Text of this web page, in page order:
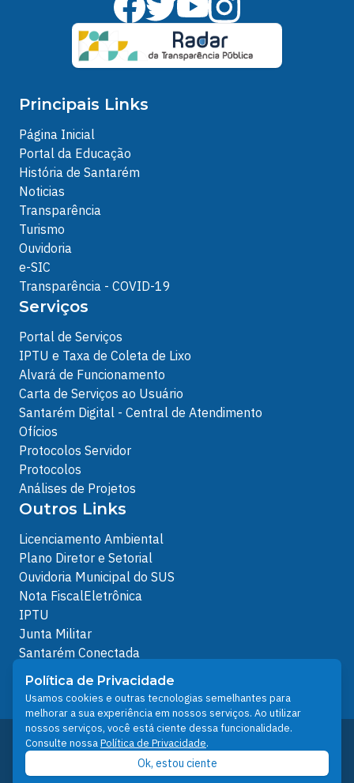
Principais Links
Página Inicial
Portal da Educação
História de Santarém
Noticias
Transparência
Turismo
Ouvidoria
e-SIC
Transparência - COVID-19
Serviços
Portal de Serviços
IPTU e Taxa de Coleta de Lixo
Alvará de Funcionamento
Carta de Serviços ao Usuário
Santarém Digital - Central de Atendimento
Ofícios
Protocolos Servidor
Protocolos
Análises de Projetos
Outros Links
Licenciamento Ambiental
Plano Diretor e Setorial
Ouvidoria Municipal do SUS
Nota FiscalEletrônica
IPTU
Junta Militar
Santarém Conectada
Política de Privacidade
People illustrations by Storyset
Desenvolvido pelo Núcleo Técnico de Gestão de
Tecnologia da Informação - NTI
Prefeitura de Santarém © 2026
Política de Privacidade
Usamos cookies e outras tecnologias semelhantes para
melhorar a sua experiência em nossos serviços. Ao utilizar
nossos serviços, você está ciente dessa funcionalidade.
Consulte nossaPolítica de Privacidade.
Ok, estou ciente